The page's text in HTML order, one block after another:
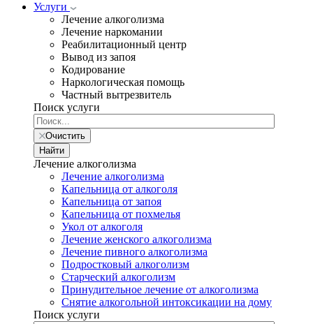
Услуги
Лечение алкоголизма
Лечение наркомании
Реабилитационный центр
Вывод из запоя
Кодирование
Наркологическая помощь
Частный вытрезвитель
Поиск услуги
Очистить
Найти
Лечение алкоголизма
Лечение алкоголизма
Капельница от алкоголя
Капельница от запоя
Капельница от похмелья
Укол от алкоголя
Лечение женского алкоголизма
Лечение пивного алкоголизма
Подростковый алкоголизм
Старческий алкоголизм
Принудительное лечение от алкоголизма
Снятие алкогольной интоксикации на дому
Поиск услуги